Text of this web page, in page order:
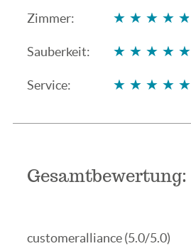
Zimmer: ★★★★★
★★★★★
Sauberkeit: ★★★★★
★★★★★
Service: ★★★★★
★★★★★
Gesamtbewertung:
customeralliance(5.0/5.0)